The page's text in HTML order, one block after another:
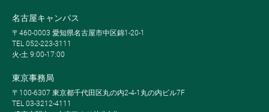
名古屋キャンパス
〒460-0003 愛知県名古屋市中区錦1-20-1
TEL 052-223-3111
火-土 9:00-17:00
東京事務局
〒100-6307 東京都千代田区丸の内2-4-1丸の内ビル7F
TEL 03-3212-4111